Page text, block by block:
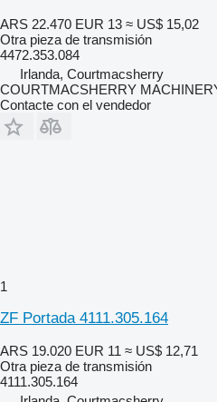
ARS 22.470 EUR 13 ≈ US$ 15,02
Otra pieza de transmisión
4472.353.084
Irlanda, Courtmacsherry
COURTMACSHERRY
Contacte con el vendedor
1
ZF Portada 4111.305.164
ARS 19.020 EUR 11 ≈ US$ 12,71
Otra pieza de transmisión
4111.305.164